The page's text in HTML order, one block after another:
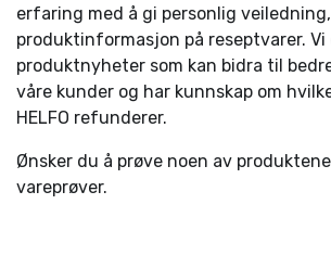
erfaring med å gi personlig
produktinformasjon på reseptvarer. Vi
produktnyheter som kan bidra til
våre kunder og har kunnskap om
HELFO refunderer.
Ønsker du å prøve noen av
vareprøver.